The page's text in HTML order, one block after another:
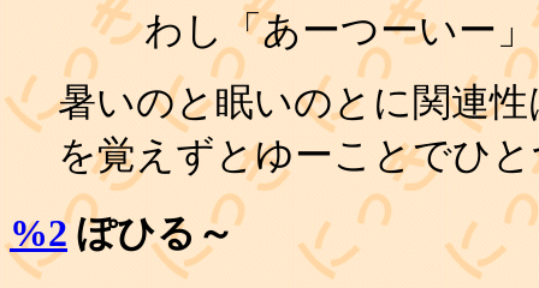
わし「あーつーいー」
暑いのと眠いのとに関連
を覚えずとゆーことでひ
%2ぽひる～